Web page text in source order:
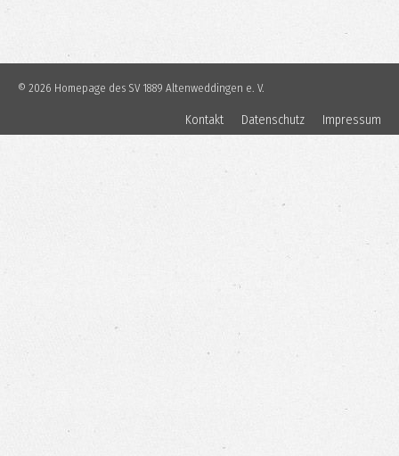
© 2026 Homepage des SV 1889 Altenweddingen e. V.
Kontakt Datenschutz Impressum